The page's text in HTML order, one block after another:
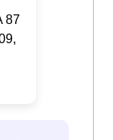
87